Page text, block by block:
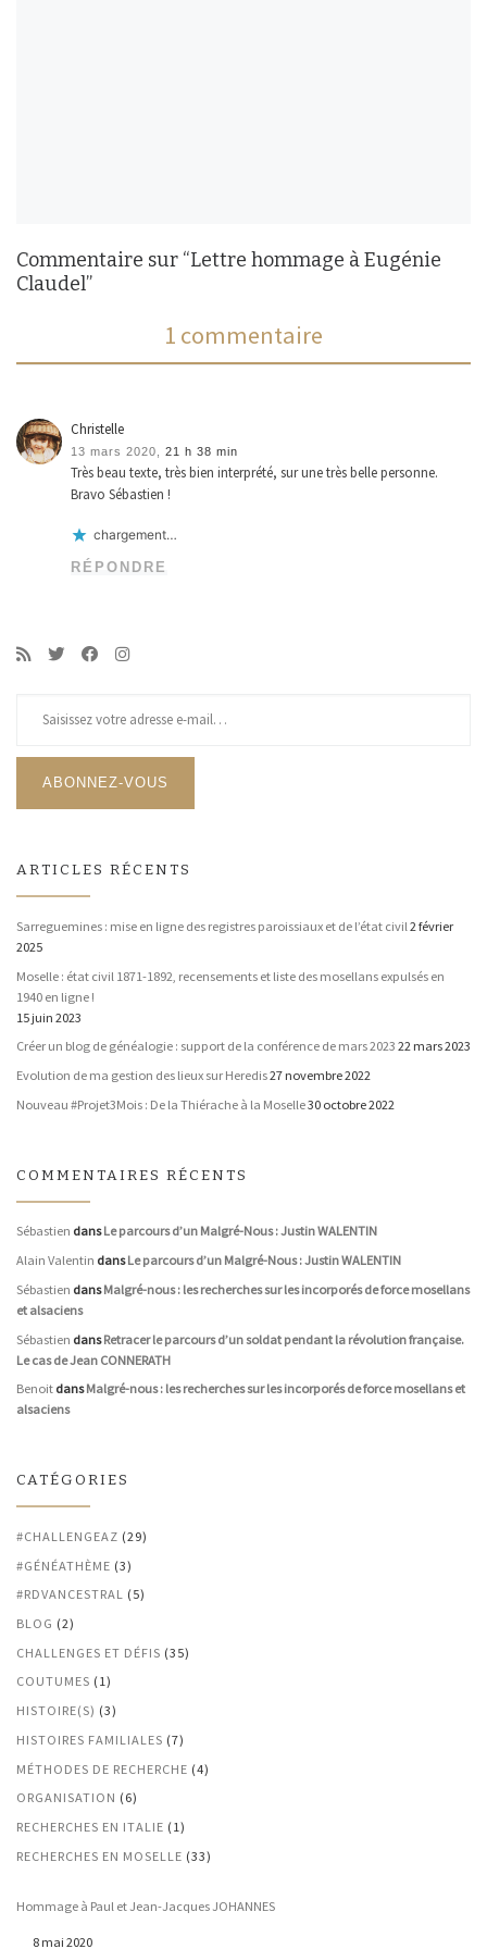
Commentaire sur “Lettre hommage à Eugénie
Claudel”
1 commentaire
Christelle
13 mars 2020, 21 h 38 min
Très beau texte, très bien interprété, sur une très belle personne.
Bravo Sébastien !
chargement…
RÉPONDRE
ABONNEZ-VOUS
ARTICLES RÉCENTS
Sarreguemines : mise en ligne des registres paroissiaux et de l’état civil2 février
2025
Moselle : état civil 1871-1892, recensements et liste des mosellans expulsés en
1940 en ligne !
15 juin 2023
Créer un blog de généalogie : support de la conférence de mars 2023 22 mars 2023
Evolution de ma gestion des lieux sur Heredis27 novembre 2022
Nouveau #Projet3Mois : De la Thiérache à la Moselle30 octobre 2022
COMMENTAIRES RÉCENTS
Sébastien dansLe parcours d’un Malgré-Nous : Justin WALENTIN
Alain Valentin dansLe parcours d’un Malgré-Nous : Justin WALENTIN
Sébastien dansMalgré-nous : les recherches sur les incorporés de force mosellans
et alsaciens
Sébastien dansRetracer le parcours d’un soldat pendant la révolution française.
Le cas de Jean CONNERATH
Benoit dansMalgré-nous : les recherches sur les incorporés de force mosellans et
alsaciens
CATÉGORIES
#CHALLENGEAZ (29)
#GÉNÉATHÈME (3)
#RDVANCESTRAL (5)
BLOG (2)
CHALLENGES ET DÉFIS (35)
COUTUMES (1)
HISTOIRE(S) (3)
HISTOIRES FAMILIALES (7)
MÉTHODES DE RECHERCHE (4)
ORGANISATION (6)
RECHERCHES EN ITALIE (1)
RECHERCHES EN MOSELLE (33)
Hommage à Paul et Jean-Jacques JOHANNES
8 mai 2020